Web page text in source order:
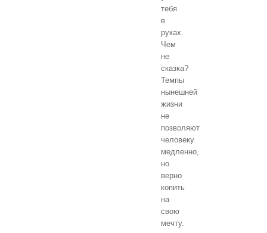
тебя
в
руках.
Чем
не
сказка?
Темпы
нынешней
жизни
не
позволяют
человеку
медленно,
но
верно
копить
на
свою
мечту.